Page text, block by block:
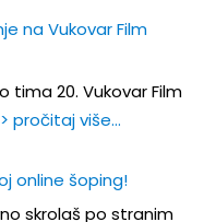
na Vukovar Film
tima 20. Vukovar Film
> pročitaj više…
online šoping!
skrolaš po stranim